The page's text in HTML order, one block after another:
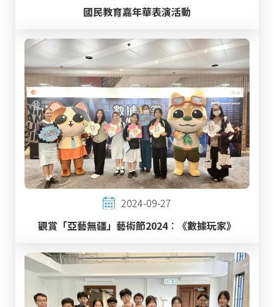
國民教育嘉年華表演活動
2024-09-27
觀賞「亞藝無疆」藝術節2024︰《數據玩家》